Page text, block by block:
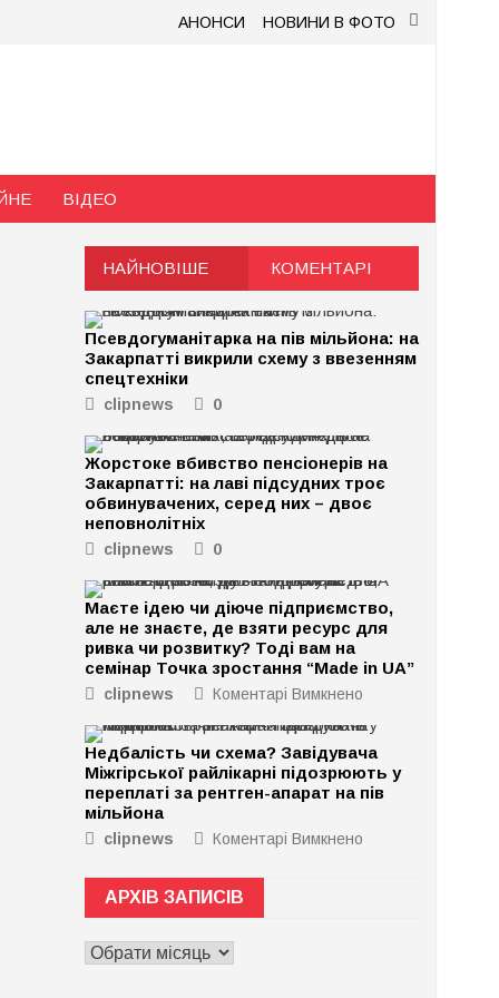
АНОНСИ НОВИНИ В ФОТО
ВІДЕО
НАЙНОВІШЕ КОМЕНТАРІ
Псевдогуманітарка на пів мільйона: на
Закарпатті викрили схему з ввезенням
спецтехніки
clipnews 0
Жорстоке вбивство пенсіонерів на
Закарпатті: на лаві підсудних троє
обвинувачених, серед них – двоє
неповнолітніх
clipnews 0
Маєте ідею чи діюче підприємство,
але не знаєте, де взяти ресурс для
ривка чи розвитку? Тоді вам на
семінар Точка зростання “Made in UA”
clipnews Коментарі Вимкнено
ідею
чи
діюче
Недбалість чи схема? Завідувача
Міжгірської райлікарні підозрюють у
переплаті за рентген-апарат на пів
мільйона
clipnews Коментарі Вимкнено
АРХІВ ЗАПИСІВ
АРХІВ
ЗАПИСІВ